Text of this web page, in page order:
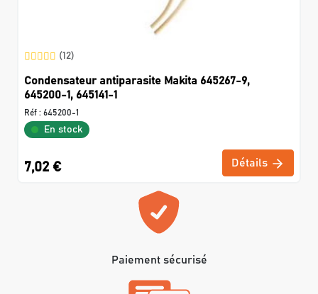
(12)
Condensateur antiparasite Makita 645267-9,
645200-1, 645141-1
Réf : 645200-1
En stock
7,02 € Détails
Paiement sécurisé